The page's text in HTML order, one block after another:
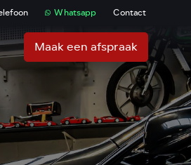
Whatsapp Contact
Maak een afspraak